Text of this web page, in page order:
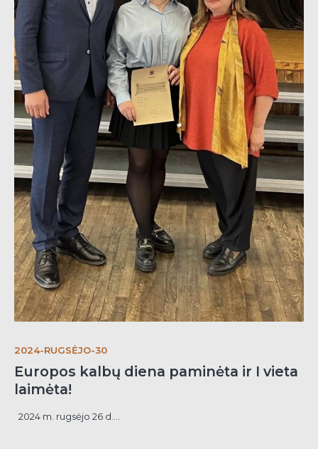
2024-RUGSĖJO-30
Europos kalbų diena paminėta ir I vieta
laimėta!
2024 m. rugsėjo 26 d....